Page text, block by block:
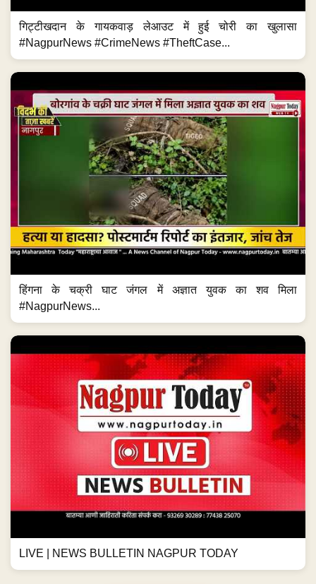
गिट्टीखदान के गायकवाड़ लेआउट में हुई चोरी का खुलासा
#NagpurNews #CrimeNews #TheftCase...
हिंगना के चक्री घाट जंगल में अज्ञात युवक का शव मिला
#NagpurNews...
LIVE | NEWS BULLETIN NAGPUR TODAY